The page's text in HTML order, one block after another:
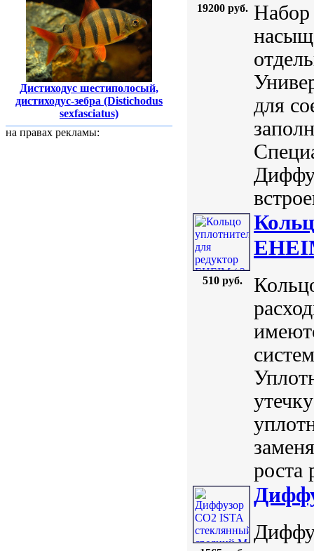
Дистиходус шестиполосый,
дистиходус-зебра (Distichodus
sexfasciatus)
на правах рекламы:
19200 руб. Набор
для
510 руб.
роста